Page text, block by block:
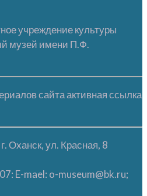
учреждение культуры
музей имени П.Ф.
сайта активная ссылка
Оханск, ул. Красная, 8
E-mael: o-museum@bk.ru;